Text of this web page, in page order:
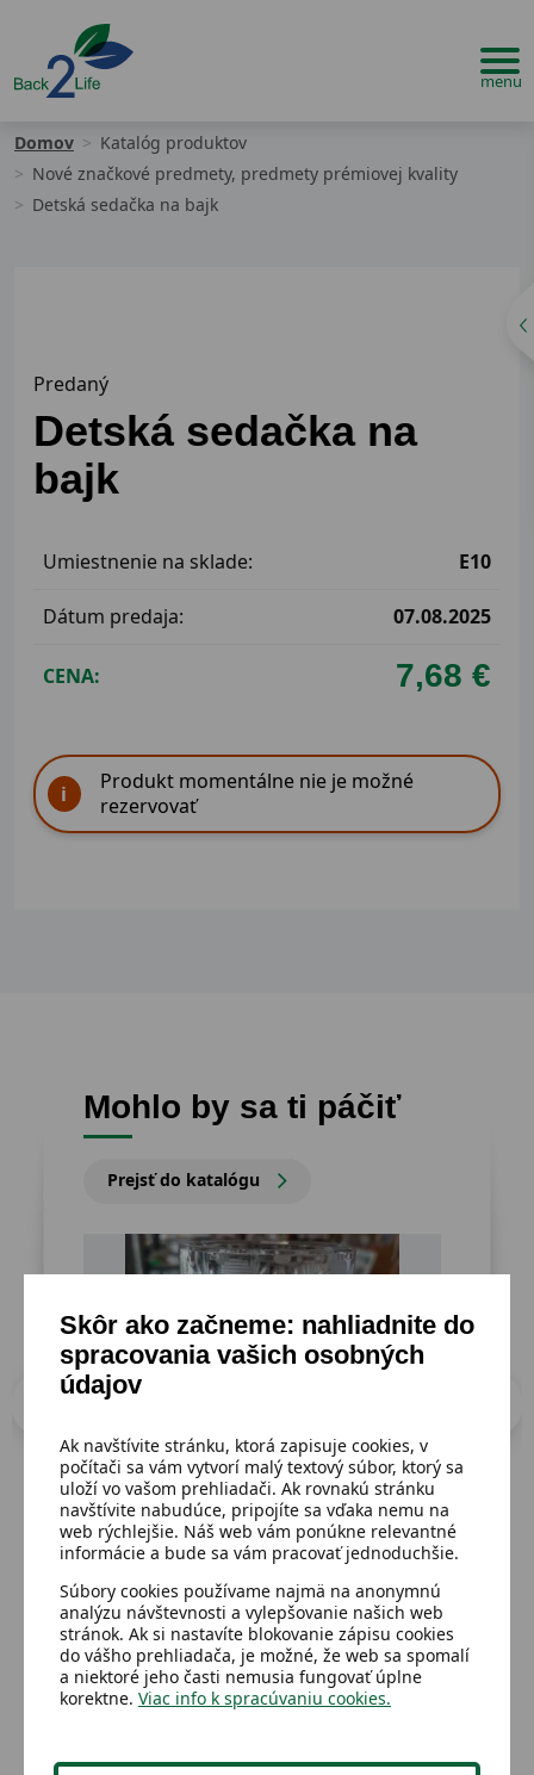
Domov
Katalóg produktov
Nové značkové predmety, predmety prémiovej kvality
Detská sedačka na bajk
Predaný
Detská sedačka na
bajk
Umiestnenie na sklade: E10
Dátum predaja: 07.08.2025
CENA: 7,68 €
Produkt momentálne nie je možné
rezervovať
Mohlo by sa ti páčiť
Prejsť do katalógu
Dostupný
Vázička,olovnatý krištáĺ/12cm
Detail 5,38 €
Skôr ako začneme: nahliadnite do
spracovania vašich osobných
údajov
Ak navštívite stránku, ktorá zapisuje cookies, v
počítači sa vám vytvorí malý textový súbor, ktorý sa
uloží vo vašom prehliadači. Ak rovnakú stránku
navštívite nabudúce, pripojíte sa vďaka nemu na
web rýchlejšie. Náš web vám ponúkne relevantné
informácie a bude sa vám pracovať jednoduchšie.
Súbory cookies používame najmä na anonymnú
analýzu návštevnosti a vylepšovanie našich web
stránok. Ak si nastavíte blokovanie zápisu cookies
do vášho prehliadača, je možné, že web sa spomalí
a niektoré jeho časti nemusia fungovať úplne
korektne. Viac info k spracúvaniu cookies.